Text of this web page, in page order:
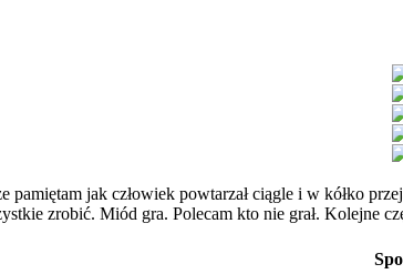
pamiętam jak człowiek powtarzał ciągle i w kółko
zrobić. Miód gra. Polecam kto nie grał. Kolejne